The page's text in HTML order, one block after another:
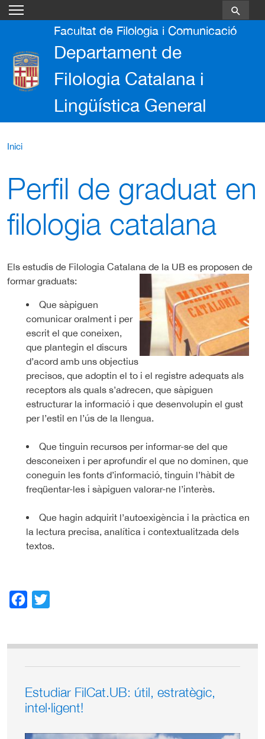
Facultat de Filologia i Comunicació
Departament de
Filologia Catalana i
Lingüística General
Inici
Perfil de graduat en
filologia catalana
Els estudis de Filologia Catalana de la UB es proposen de
formar graduats:
Que sàpiguen
comunicar oralment i per
escrit el que coneixen,
que plantegin el discurs
d’acord amb uns objectius
precisos, que adoptin el to i el registre adequats als
receptors als quals s’adrecen, que sàpiguen
estructurar la informació i que desenvolupin el gust
per l’estil en l’ús de la llengua.
Que tinguin recursos per informar-se del que
desconeixen i per aprofundir el que no dominen, que
coneguin les fonts d’informació, tinguin l’hàbit de
freqüentar-les i sàpiguen valorar-ne l’interès.
Que hagin adquirit l’autoexigència i la pràctica en
la lectura precisa, analítica i contextualitzada dels
textos.
Facebook
Estudiar FilCat.UB: útil, estratègic,
intel·ligent!